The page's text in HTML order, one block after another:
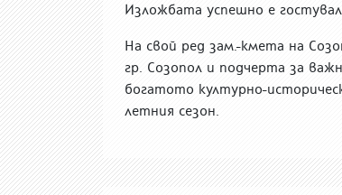
Изложбата успешно е
На свой ред зам.-кмета на
гр. Созопол и подчерта за
богатото културно-
летния сезон.